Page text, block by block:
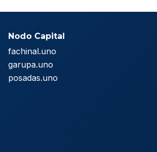
Nodo Capital
fachinal.uno
garupa.uno
posadas.uno